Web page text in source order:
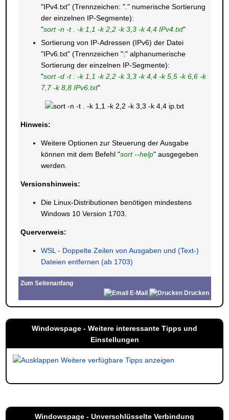
"IPv4.txt" (Trennzeichen: "." numerische Sortierung
der einzelnen IP-Segmente):
"sort -n -t . -k 1,1 -k 2,2 -k 3,3 -k 4,4 IPv4.txt"
Sortierung von IP-Adressen (IPv6) der Datei
"IPv6.txt" (Trennzeichen ":" alphanumerische
Sortierung der einzelnen IP-Segmente):
"sort -d -t : -k 1,1 -k 2,2 -k 3,3 -k 4,4 -k 5,5 -k 6,6 -k
7,7 -k 8,8 IPv6.txt"
Hinweis:
Weitere Optionen zur Steuerung der Ausgabe
können mit dem Befehl "sort --help" ausgegeben
werden.
Versionshinweis:
Die Linux-Distributionen benötigen mindestens
Windows 10 Version 1703.
Querverweis:
WSL - Doppelte Zeilen von Ausgaben und (Text-)
Dateien entfernen (ab 1703)
Zum Seitenanfang
E-Mail
Drucken
Windowspage - Weitere interessante Tipps und
Einstellungen
Weitere verfügbare Tipps anzeigen
Windowspage - Unverschlüsselte Verbindung